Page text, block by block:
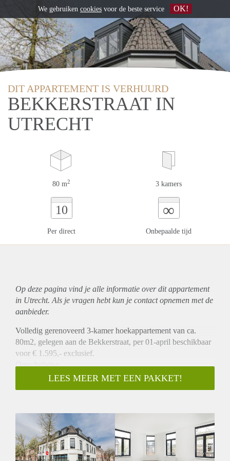
DIT APPARTEMENT IS VERHUURD
BEKKERSTRAAT IN
UTRECHT
80 m2 3 kamers
10
Per direct
∞
Onbepaalde tijd
Op deze pagina vind je alle informatie over ditappartement
in Utrecht. Als je vragen hebt kun je contact opnemen met de
aanbieder.
Volledig gerenoveerd 3-kamer hoekappartement van ca.
80m2, gelegen aan de Bekkerstraat, per 01-april beschikbaar
voor € 1.595,- exclusief.
Omschrijving
Dit prachtige volledig opgeknapte appartement is gelegen op
de 1e verdieping van een hoekpand op de
alle benodigde inbouwapparatuur. Dit appartement kenmerk
zicht door veel lichtinval vanwege vele ramen. Het
appartement heeft 2 ruime slaapkamers en een badkamer met
inloop douche en dubbele wastafel. Ook is er heeft een
LEES MEER MET EEN PAKKET!
We gebruiken cookies voor de beste service OK!